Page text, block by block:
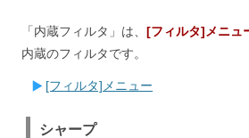
「内蔵フィルタ」は、 [フィルタ]メニュ
内蔵のフィルタです。
[フィルタ]メニュー
シャープ